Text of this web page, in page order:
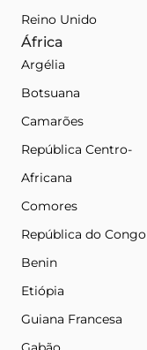
Reino Unido
África
Argélia
Botsuana
Camarões
República Centro-
Africana
Comores
República do Congo
Benin
Etiópia
Guiana Francesa